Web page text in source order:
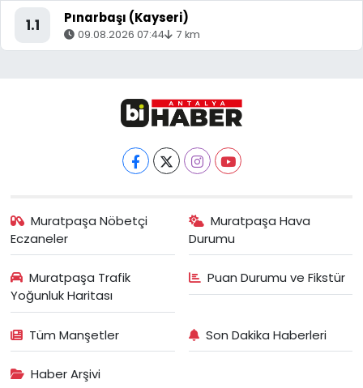
1.1 Pınarbaşı (Kayseri)
09.08.2026 07:44 7 km
Muratpaşa Nöbetçi
Eczaneler
Muratpaşa Hava
Durumu
Muratpaşa Trafik
Yoğunluk Haritası
Puan Durumu ve Fikstür
Tüm Manşetler Son Dakika Haberleri
Haber Arşivi